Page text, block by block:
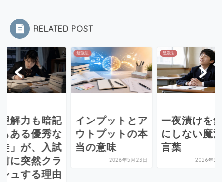
RELATED POST
解力も暗記
ある優秀な
」が、入試
に突然クラ
ュする理由
勉強法
インプットとア
ウトプットの本
当の意味
2026年5月23日
勉強法
一夜漬けを
にしない魔
言葉
2026年5